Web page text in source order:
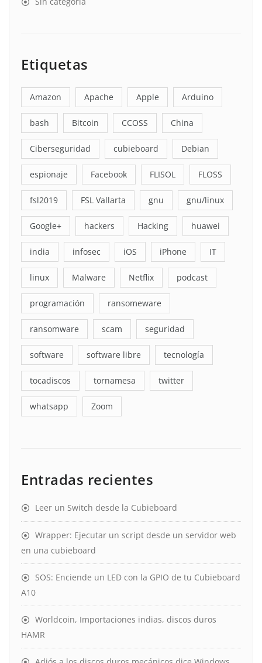
Etiquetas
Amazon Apache Apple Arduino
bash Bitcoin CCOSS China
Ciberseguridad cubieboard Debian
espionaje Facebook FLISOL FLOSS
fsl2019 FSL Vallarta gnu gnu/linux
Google+ hackers Hacking huawei
india infosec iOS iPhone IT
linux Malware Netflix podcast
programación ransomeware
ransomware scam seguridad
software software libre tecnología
tocadiscos tornamesa twitter
whatsapp Zoom
Entradas recientes
Leer un Switch desde la Cubieboard
Wrapper: Ejecutar un script desde un servidor web
en una cubieboard
SOS: Enciende un LED con la GPIO de tu Cubieboard
A10
Worldcoin, Importaciones indias, discos duros
HAMR